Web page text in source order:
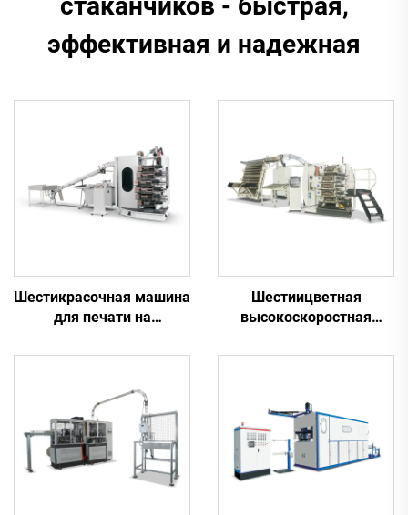
эффективная и надежная
Шестикрасочная машина
для печати на
стаканчиках
Шестиицветная
высокоскоростная
пластиковых